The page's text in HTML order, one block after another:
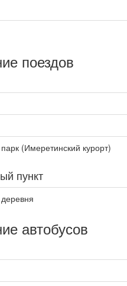
поездов
(Имеретинский курорт)
пункт
автобусов